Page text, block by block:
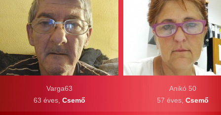
Anikó 50
57 éves, Csemő
Varga63
63 éves, Csemő